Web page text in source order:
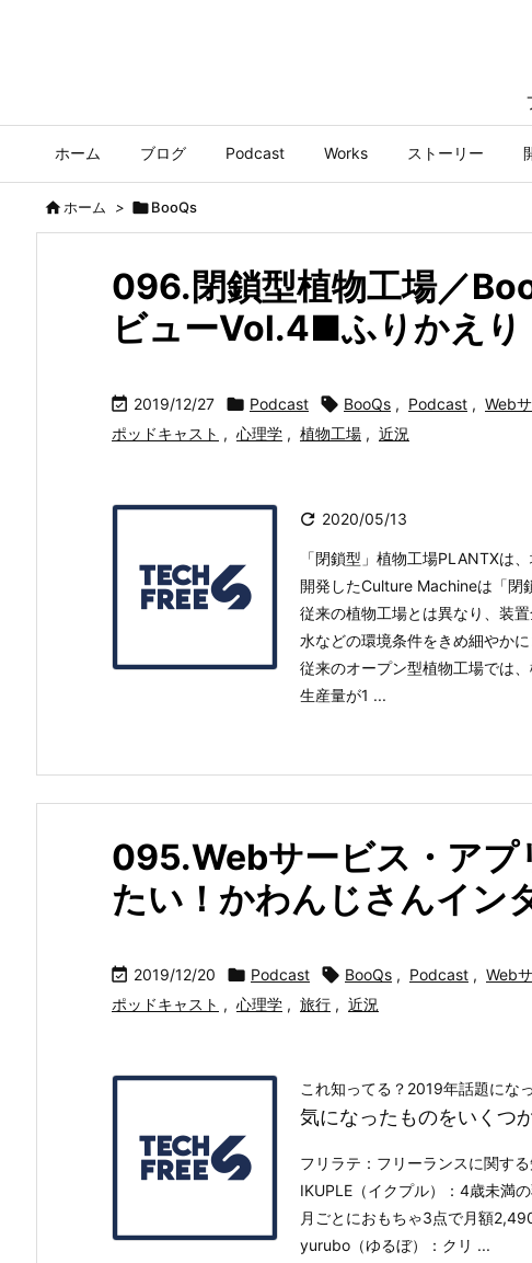
ホーム ブログ Podcast Works ストーリー
ホーム > BooQs
096.閉鎖型植物工場／
ビューVol.4■ふりかえり
 2019/12/27  Podcast  BooQs , Podcast , Web
ポッドキャスト , 心理学 , 植物工場 , 近況
 2020/05/13
「閉鎖型」植物工場PLANTXは
開発したCulture Machineは「閉
従来の植物工場とは異なり、装
水などの環境条件をきめ細やかに
従来のオープン型植物工場では
生産量が1 ...
095.Webサービス・アプ
たい！かわんじさんイ
 2019/12/20  Podcast  BooQs , Podcast , Web
ポッドキャスト , 心理学 , 旅行 , 近況
これ知ってる？2019年話題にな
気になったものをいくつ
フリラテ：フリーランスに関す
IKUPLE（イクプル）：4歳未満
月ごとにおもちゃ3点で月額2,490
yurubo（ゆるぼ）：クリ ...